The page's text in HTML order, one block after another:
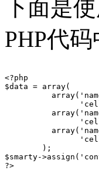
下面是使
PHP代
<?php
$data = array(
        );
$smarty-
?>